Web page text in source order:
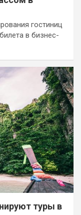
гостиниц
в бизнес-
туры в